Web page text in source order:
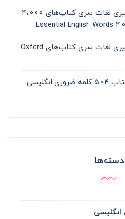
راهکار قطعی یادگیری لغات سری کتاب‌های ۴،۰۰۰
راهکار قطعی یادگیری لغات سری کتاب‌های Oxford
چگونه بر کلمات کتاب ۵۰۴ کلمه ضروری انگلیسی
دسته‌ها
انگلیسی